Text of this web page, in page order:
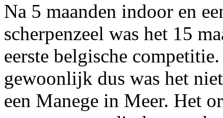
Na 5 maanden indoor en
scherpenzeel was het 15
eerste belgische
gewoonlijk dus was het
een Manege in Meer. Het